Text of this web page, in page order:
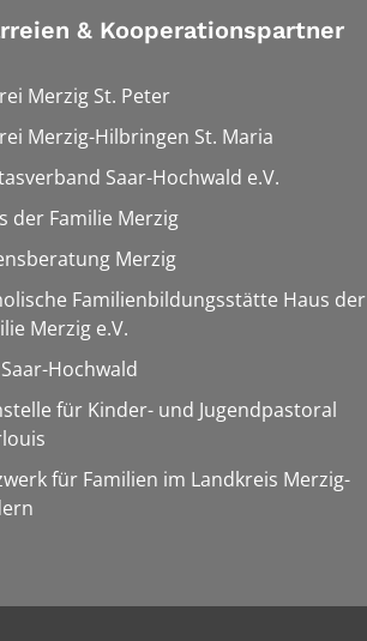
& Kooperationspartner
Merzig St. Peter
Merzig-Hilbringen St. Maria
Saar-Hochwald e.V.
der Familie Merzig
Merzig
Familienbildungsstätte Haus der
Merzig e.V.
Saar-Hochwald
für Kinder- und Jugendpastoral
für Familien im Landkreis Merzig-